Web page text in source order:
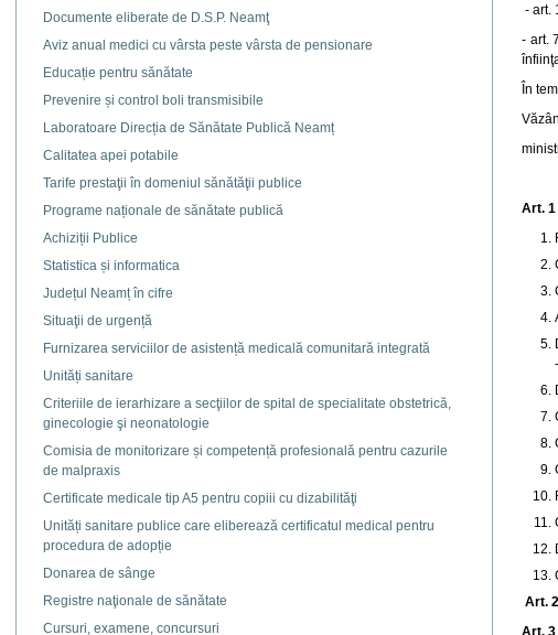
Documente eliberate de D.S.P. Neamţ
Aviz anual medici cu vârsta peste vârsta de pensionare
Educație pentru sănătate
Prevenire și control boli transmisibile
Laboratoare Direcția de Sănătate Publică Neamț
Calitatea apei potabile
Tarife prestaţii în domeniul sănătăţii publice
Programe naționale de sănătate publică
Achiziții Publice
Statistica și informatica
Județul Neamț în cifre
Situaţii de urgență
Furnizarea serviciilor de asistență medicală comunitară integrată
Unități sanitare
Criteriile de ierarhizare a secţiilor de spital de specialitate obstetrică,
ginecologie şi neonatologie
Comisia de monitorizare și competență profesională pentru cazurile
de malpraxis
Certificate medicale tip A5 pentru copiii cu dizabilităţi
Unități sanitare publice care eliberează certificatul medical pentru
procedura de adopție
Donarea de sânge
Registre naţionale de sănătate
Cursuri, examene, concursuri
- art.
- art.
În
Art. 1
-
Art. 2
Art. 3